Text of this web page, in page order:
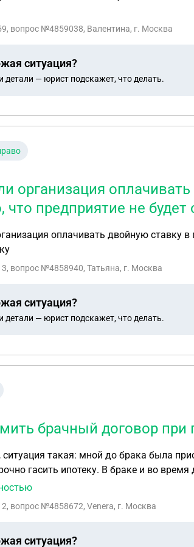
, вопрос №4859038, Валентина, г. Москва
ситуация?
детали — юрист подскажет, что делать.
организация
что предприятие не
оплачивать двойную ставку
, вопрос №4858940, Татьяна, г. Москва
ситуация?
детали — юрист подскажет, что делать.
брачный договор при
я оплачивала самостоятельно свою ипотеку и коммунальные. Сейчас планируем продавать
средства, полученные с продажи, в
, вопрос №4858672, Venera, г. Москва
ситуация?